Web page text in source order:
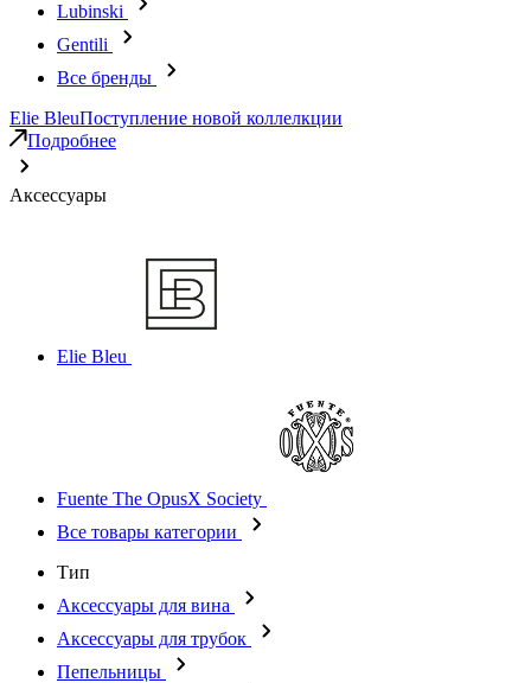
Lubinski
Gentili
Все бренды
Elie BleuПоступление новой коллелкции
Подробнее
Аксессуары
Elie Bleu
Fuente The OpusX Society
Все товары категории
Тип
Аксессуары для вина
Аксессуары для трубок
Пепельницы